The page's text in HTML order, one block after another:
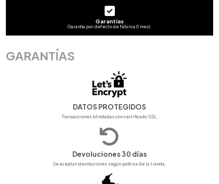
Garantías
Garantía por defecto de fábrica (1 mes).
GARANTÍAS
DATOS PROTEGIDOS
Transacciones blindadas con certificado SSL.
Devoluciones 30 días
Se aceptan devoluciones según política de la tienda.